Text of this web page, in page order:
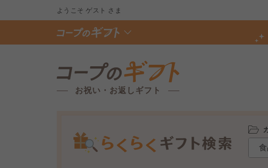
ようこそゲスト さま
お祝い・お返しギフト